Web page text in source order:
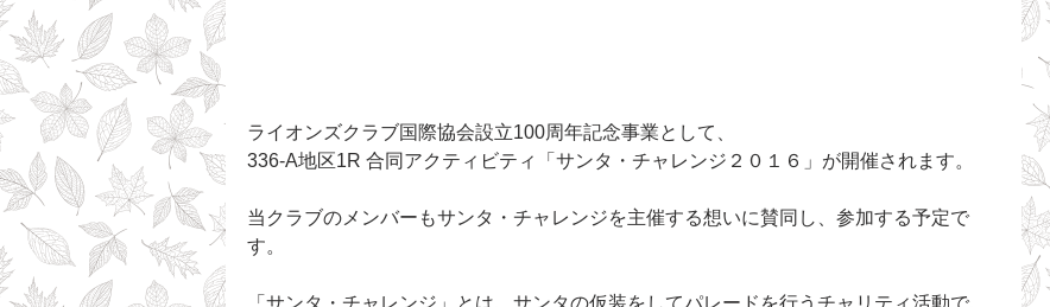
ライオンズクラブ国際協会設立100周年記念事業として、
336-A地区1R 合同アクティビティ「サンタ・チャレンジ２０１６」が開催されます。
当クラブのメンバーもサンタ・チャレンジを主催する想いに賛同し、参加する予定で
す。
「サンタ・チャレンジ」とは、サンタの仮装をしてパレードを行うチャリティ活動で、